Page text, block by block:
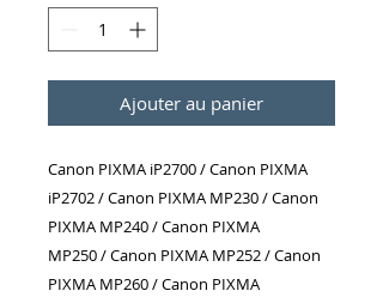
Ajouter au panier
Canon PIXMA iP2700 / Canon PIXMA
iP2702 / Canon PIXMA MP230 / Canon
PIXMA MP240 / Canon PIXMA
MP250 / Canon PIXMA MP252 / Canon
PIXMA MP260 / Canon PIXMA